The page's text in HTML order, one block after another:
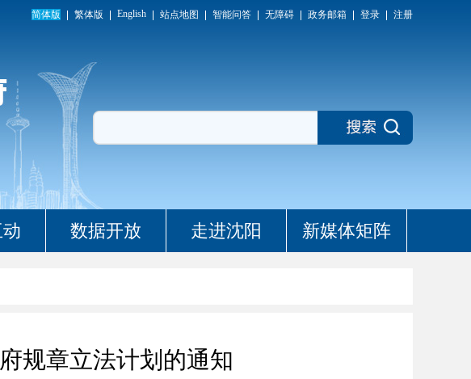
简体版 繁体版 English 站点地图 智能问答 无障碍 政务邮箱 登录 注册
数据开放 走进沈阳 新媒体矩阵
规章立法计划的通知